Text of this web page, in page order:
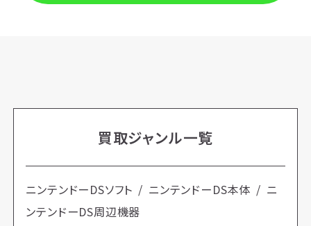
買取ジャンル一覧
ニンテンドーDSソフト ニンテンドーDS本体
ニ
ンテンドーDS周辺機器